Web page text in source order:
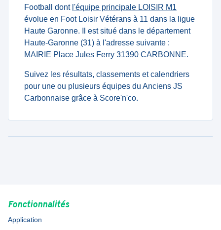
Football dont l'équipe principale LOISIR M1
évolue en Foot Loisir Vétérans à 11 dans la ligue
Haute Garonne. Il est situé dans le département
Haute-Garonne (31) à l'adresse suivante :
MAIRIE Place Jules Ferry 31390 CARBONNE.
Suivez les résultats, classements et calendriers
pour une ou plusieurs équipes du Anciens JS
Carbonnaise grâce à Score'n'co.
Fonctionnalités
Application